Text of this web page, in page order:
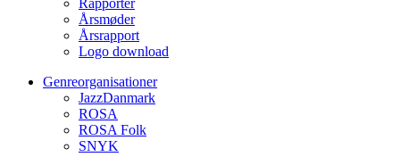
Årsmøder
Årsrapport
Logo download
Genreorganisationer
JazzDanmark
ROSA
ROSA Folk
SNYK